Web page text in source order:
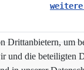
die beteiligten